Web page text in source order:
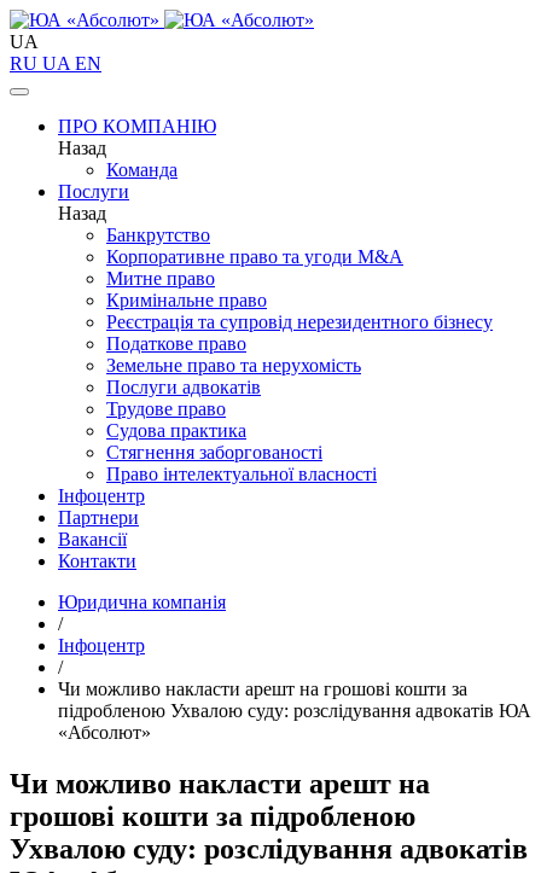
UA
RU UA EN
ПРО КОМПАНІЮ
Назад
Команда
Послуги
Назад
Банкрутство
Корпоративне право та угоди M&A
Митне право
Кримінальне право
Реєстрація та супровід нерезидентного бізнесу
Податкове право
Земельне право та нерухомість
Послуги адвокатів
Трудове право
Судова практика
Стягнення заборгованості
Право інтелектуальної власності
Інфоцентр
Партнери
Вакансії
Контакти
Юридична компанія
/
Інфоцентр
/
Чи можливо накласти арешт на грошові кошти за
підробленою Ухвалою суду: розслідування адвокатів ЮА
«Абсолют»
Чи можливо накласти арешт на
грошові кошти за підробленою
Ухвалою суду: розслідування адвокатів